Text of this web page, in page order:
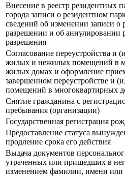
Внесение в реестр резидентных
города записи о резидентном
сведений об изменении записи о
разрешении и об аннулировании
разрешения
Согласование переустройства и
жилых и нежилых помещений в
жилых домах и оформление
завершенном переустройстве и
помещений в многоквартирных
Снятие гражданина с
пребывания (организации)
Государственная регистрация
Предоставление статуса
продление срока его действия
Выдача документов
утраченных или пришедших в
изменением фамилии, имени или